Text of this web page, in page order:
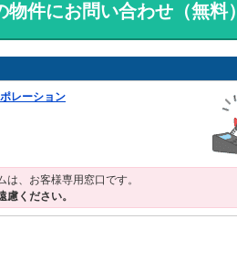
物件にお問い合わせ（無料）
レーション
、お客様専用窓口です。
ください。